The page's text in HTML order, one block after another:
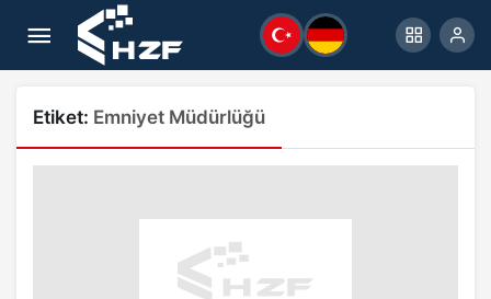
Etiket: Emniyet Müdürlüğü